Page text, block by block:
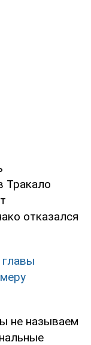
Тракало
отказался
не называем